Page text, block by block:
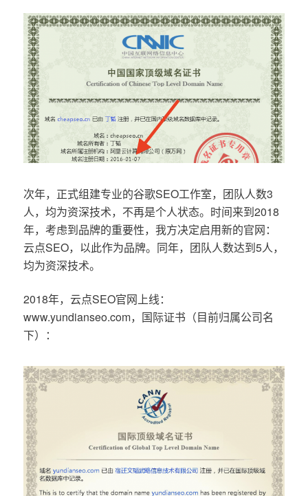
次年，正式组建专业的谷歌SEO工作室，团队人数3
人，均为资深技术，不再是个人状态。时间来到2018
年，考虑到品牌的重要性，我方决定启用新的官网：
云点SEO，以此作为品牌。同年，团队人数达到5人，
均为资深技术。
2018年，云点SEO官网上线：
www.yundianseo.com，国际证书（目前归属公司名
下）：